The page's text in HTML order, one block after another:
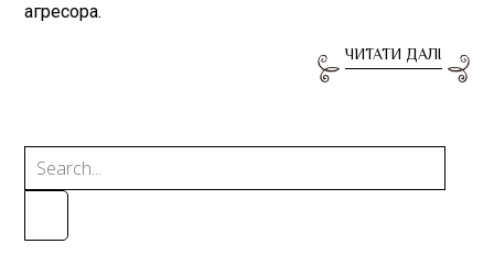
агресора.
ЧИТАТИ ДАЛІ